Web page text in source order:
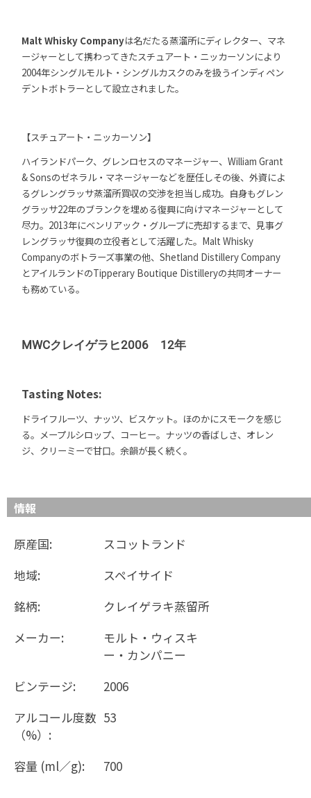
Malt Whisky Companyは名だたる蒸溜所にディレクター、マネ
ージャーとして携わってきたスチュアート・ニッカーソンにより
2004年シングルモルト・シングルカスクのみを扱うインディペン
デントボトラーとして設立されました。
【スチュアート・ニッカーソン】
ハイランドパーク、グレンロセスのマネージャー、William Grant
& Sonsのゼネラル・マネージャーなどを歴任しその後、外資によ
るグレングラッサ蒸溜所買収の交渉を担当し成功。自身もグレン
グラッサ22年のブランクを埋める復興に向けマネージャーとして
尽力。2013年にベンリアック・グループに売却するまで、見事グ
レングラッサ復興の立役者として活躍した。Malt Whisky
Companyのボトラーズ事業の他、Shetland Distillery Company
とアイルランドのTipperary Boutique Distilleryの共同オーナー
も務めている。
MWCクレイゲラヒ2006 12年
Tasting Notes:
ドライフルーツ、ナッツ、ビスケット。ほのかにスモークを感じ
る。メープルシロップ、コーヒー。ナッツの香ばしさ、オレン
ジ、クリーミーで甘口。余韻が長く続く。
情報
原産国:
スコットランド
地域:
スペイサイド
銘柄:
クレイゲラキ蒸留所
メーカー:
モルト・ウィスキ
ー・カンパニー
ビンテージ:
2006
アルコール度数
（%）:
53
容量 (ml／g): 700